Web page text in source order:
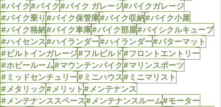
#バイク#バイク#バイク ガレージ#バイクガレージ
#バイク乗り#バイク保管庫#バイク収納#バイク小屋
#バイク格納#バイク車庫#バイク部屋#バイシクルキューブ
#ハイセンス#ハイランダー#ハイランダー#パターマット
#ビルトインガレージ#フルビルド#フロントエントリー
#ホビールーム#マウンテンバイク#マリンスポーツ
#ミッドセンチュリー#ミニハウス#ミニマリスト
#メタリック#メリット#メンテナンス
#メンテナンススペース#メンテナンスルーム#モーター